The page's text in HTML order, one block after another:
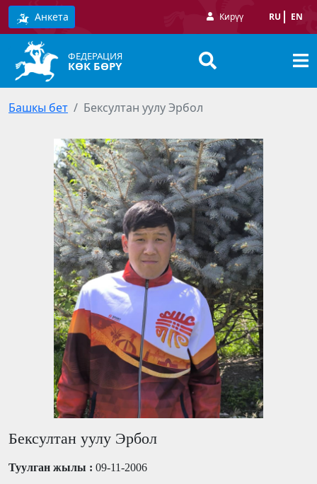
Анкета Кирүү RU EN
ФЕДЕРАЦИЯ
КӨК БӨРҮ
Башкы бет Бексултан уулу Эрбол
Бексултан уулу Эрбол
Туулган жылы : 09-11-2006